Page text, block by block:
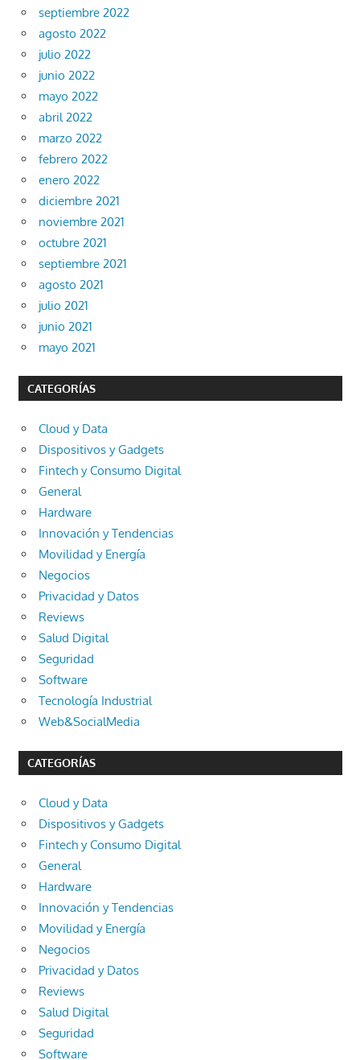
septiembre 2022
agosto 2022
julio 2022
junio 2022
mayo 2022
abril 2022
marzo 2022
febrero 2022
enero 2022
diciembre 2021
noviembre 2021
octubre 2021
septiembre 2021
agosto 2021
julio 2021
junio 2021
mayo 2021
CATEGORÍAS
Cloud y Data
Dispositivos y Gadgets
Fintech y Consumo Digital
General
Hardware
Innovación y Tendencias
Movilidad y Energía
Negocios
Privacidad y Datos
Reviews
Salud Digital
Seguridad
Software
Tecnología Industrial
Web&SocialMedia
CATEGORÍAS
Cloud y Data
Dispositivos y Gadgets
Fintech y Consumo Digital
General
Hardware
Innovación y Tendencias
Movilidad y Energía
Negocios
Privacidad y Datos
Reviews
Salud Digital
Seguridad
Software